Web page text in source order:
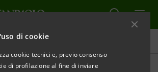
di cookie
cookie tecnici e, previo consenso
di profilazione al fine di inviare